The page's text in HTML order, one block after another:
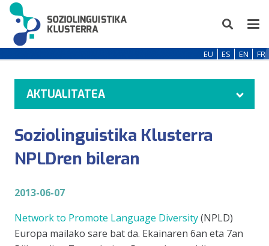
EU ES EN FR
AKTUALITATEA
Soziolinguistika Klusterra
NPLDren bileran
2013-06-07
Network to Promote Language Diversity(NPLD)
Europa mailako sare bat da. Ekainaren 6an eta 7an